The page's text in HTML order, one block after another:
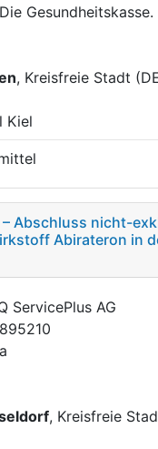
Gesundheitskasse.
, Kreisfreie Stadt
Kiel
Abschluss nicht-
Abirateron in
ServicePlus AG
, Kreisfreie